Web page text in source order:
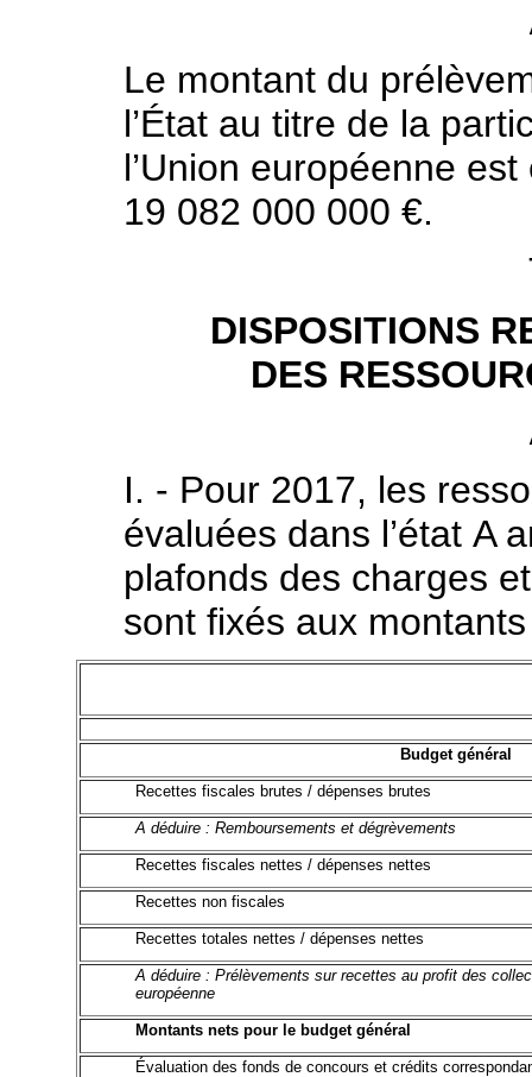
Le montant du
l’État au titre de la
l’Union européenne
19 082 000 000 €.
DISPOSITIONS
DES
I. - Pour 2017, les
évaluées dans l’état A
plafonds des charges
sont fixés aux
Budget général
Recettes fiscales brutes / dépenses brutes
A déduire : Remboursements et dégrèvements
Recettes fiscales nettes / dépenses nettes
Recettes non fiscales
Recettes totales nettes / dépenses nettes
A déduire : Prélèvements sur recettes au profit des
européenne
Montants nets pour le budget général
Évaluation des fonds de concours et crédits